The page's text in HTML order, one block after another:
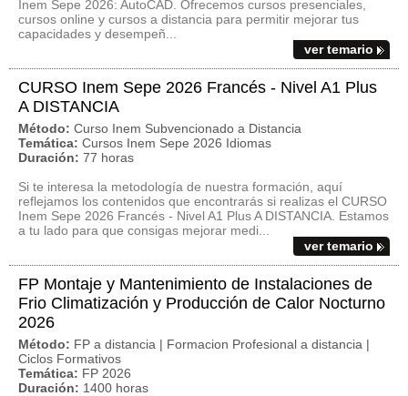
Inem Sepe 2026: AutoCAD. Ofrecemos cursos presenciales,
cursos online y cursos a distancia para permitir mejorar tus
capacidades y desempeñ...
ver temario
CURSO Inem Sepe 2026 Francés - Nivel A1 Plus
A DISTANCIA
Método: Curso Inem Subvencionado a Distancia
Temática: Cursos Inem Sepe 2026 Idiomas
Duración: 77 horas
Si te interesa la metodología de nuestra formación, aquí
reflejamos los contenidos que encontrarás si realizas el CURSO
Inem Sepe 2026 Francés - Nivel A1 Plus A DISTANCIA. Estamos
a tu lado para que consigas mejorar medi...
ver temario
FP Montaje y Mantenimiento de Instalaciones de
Frio Climatización y Producción de Calor Nocturno
2026
Método: FP a distancia | Formacion Profesional a distancia |
Ciclos Formativos
Temática: FP 2026
Duración: 1400 horas